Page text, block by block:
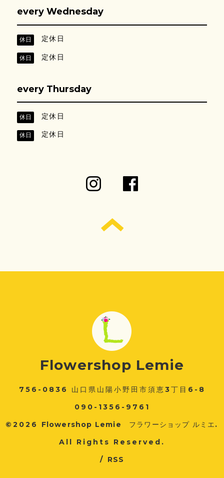
every Wednesday
休日 定休日
休日 定休日
every Thursday
休日 定休日
休日 定休日
Flowershop Lemie
756-0836 山口県山陽小野田市須恵3丁目6-8
090-1356-9761
©2026 Flowershop Lemie フラワーショップ ルミエ.
All Rights Reserved.
/ RSS